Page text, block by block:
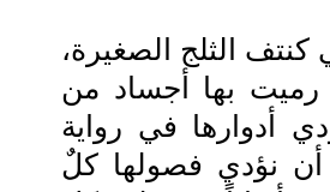
الثلج الصغيرة،
بها أجساد من
أدوارها في رواية
أن نؤدي فصولها كلٌ